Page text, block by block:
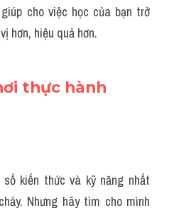
cho việc học của bạn trở
hơn, hiệu quả hơn.
thực hành
kiến thức và kỹ năng nhất
Nhưng hãy tìm cho mình